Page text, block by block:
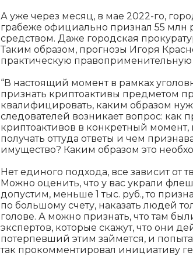
А уже через месяц, в мае 2022-го,
грабеже официально признал 55 млн
средством. Даже городская
Таким образом, прогнозы Игоря
практическую правоприменительную
“В настоящий момент в рамках
признать криптоактивы предметом
квалифицировать, каким образом
следователей возникает вопрос: как
криптоактивов в конкретный
получать оттуда ответы и чем
имущество? Каким образом это
Нет единого подхода, все зависит от
Можно оценить, что у вас украли
допустим, меньше 1 тыс. руб., то
по большому счету, наказать людей
голове. А можно признать, что там
экспертов, которые скажут, что они
потерпевший этим займется, и
так прокомментировал инициативу